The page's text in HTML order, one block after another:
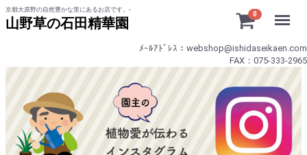
京都大原野の自然豊かな里にあるお店です。-
山野草の石田精華園
0
ﾒｰﾙｱﾄﾞﾚｽ：webshop@ishidaseikaen.com
FAX：075-333-2965